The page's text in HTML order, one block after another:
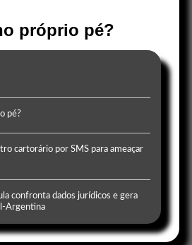
próprio pé?
pé?
cartorário por SMS para ameaçar
confronta dados jurídicos e gera
Argentina